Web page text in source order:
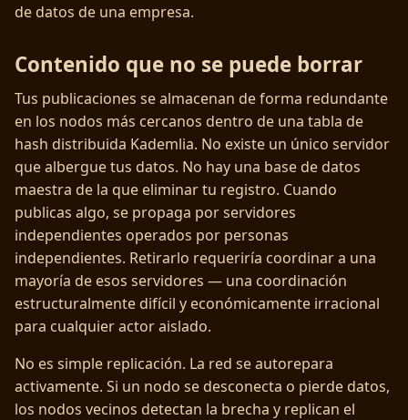
de datos de una empresa.
Contenido que no se puede borrar
Tus publicaciones se almacenan de forma redundante
en los nodos más cercanos dentro de una tabla de
hash distribuida Kademlia. No existe un único servidor
que albergue tus datos. No hay una base de datos
maestra de la que eliminar tu registro. Cuando
publicas algo, se propaga por servidores
independientes operados por personas
independientes. Retirarlo requeriría coordinar a una
mayoría de esos servidores — una coordinación
estructuralmente difícil y económicamente irracional
para cualquier actor aislado.
No es simple replicación. La red se autorepara
activamente. Si un nodo se desconecta o pierde datos,
los nodos vecinos detectan la brecha y replican el